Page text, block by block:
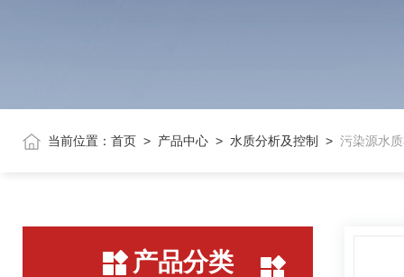
当前位置： 首页 > 产品中心 > 水质分析及控制 > 污染源水
产品分类